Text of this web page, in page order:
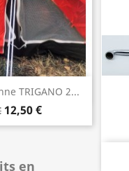
TRIGANO 2...
12,50 €
rapide
en